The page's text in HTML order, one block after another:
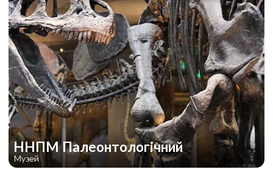
ННПМ Палеонтологічний
Музей